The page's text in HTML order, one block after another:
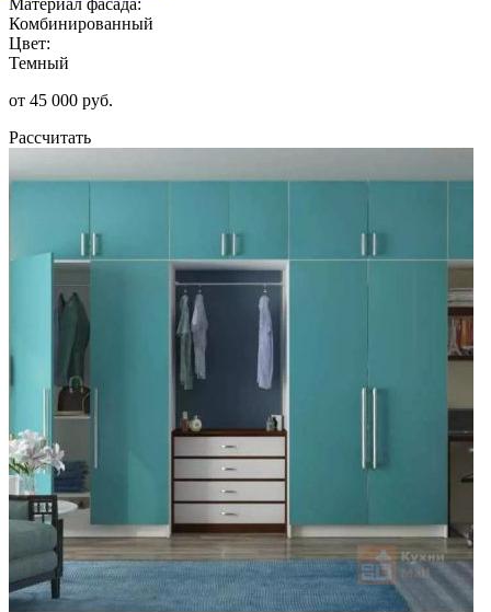
Комбинированный
Цвет:
Темный
от 45 000 руб.
Рассчитать